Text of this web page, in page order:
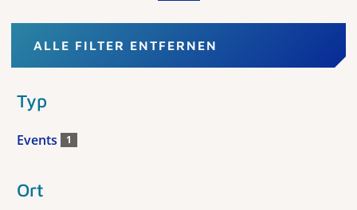
ALLE FILTER ENTFERNEN
Typ
Events 1
Ort